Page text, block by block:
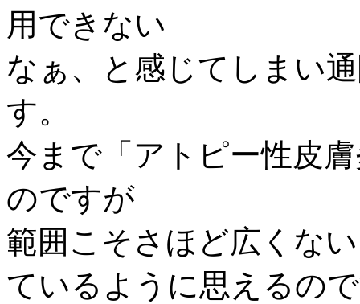
用できない
なぁ、と感じてしまい
す。
今まで「アトピー性皮
のですが
範囲こそさほど広くな
ているように思えるの